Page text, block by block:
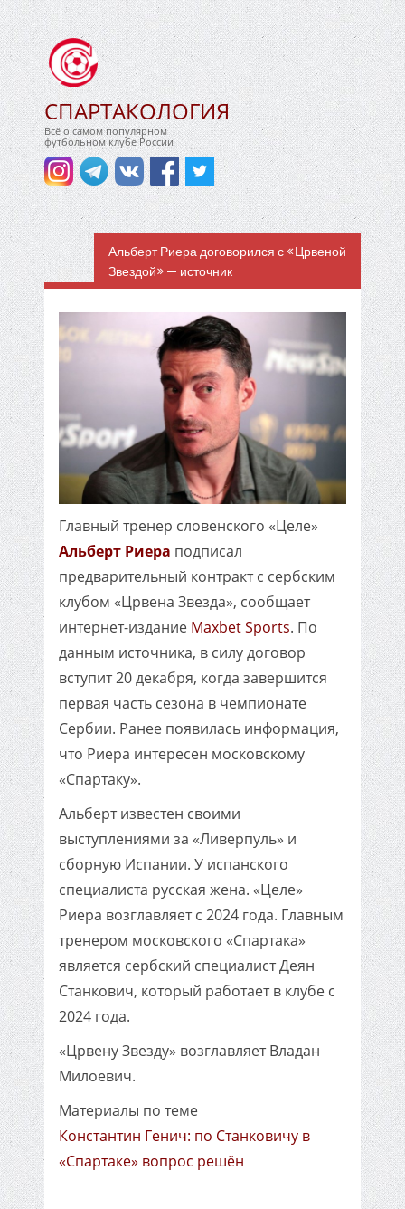
СПАРТАКОЛОГИЯ
Всё о самом популярном
футбольном клубе России
Альберт Риера договорился с «Црвеной
Звездой» — источник
Главный тренер словенского «Целе»
Альберт Риера подписал
предварительный контракт с сербским
клубом «Црвена Звезда», сообщает
интернет-издание Maxbet Sports. По
данным источника, в силу договор
вступит 20 декабря, когда завершится
первая часть сезона в чемпионате
Сербии. Ранее появилась информация,
что Риера интересен московскому
«Спартаку».
Альберт известен своими
выступлениями за «Ливерпуль» и
сборную Испании. У испанского
специалиста русская жена. «Целе»
Риера возглавляет с 2024 года. Главным
тренером московского «Спартака»
является сербский специалист Деян
Станкович, который работает в клубе с
2024 года.
«Црвену Звезду» возглавляет Владан
Милоевич.
Материалы по теме
Константин Генич: по Станковичу в
«Спартаке» вопрос решён